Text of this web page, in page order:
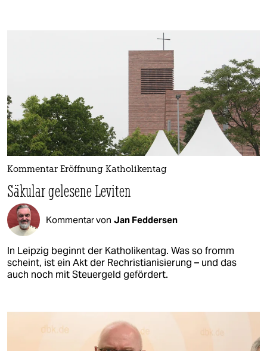
Kommentar Eröffnung Katholikentag
Säkular gelesene Leviten
Kommentar von Jan Feddersen
In Leipzig beginnt der Katholikentag. Was so fromm
scheint, ist ein Akt der Rechristianisierung – und das
auch noch mit Steuergeld gefördert.